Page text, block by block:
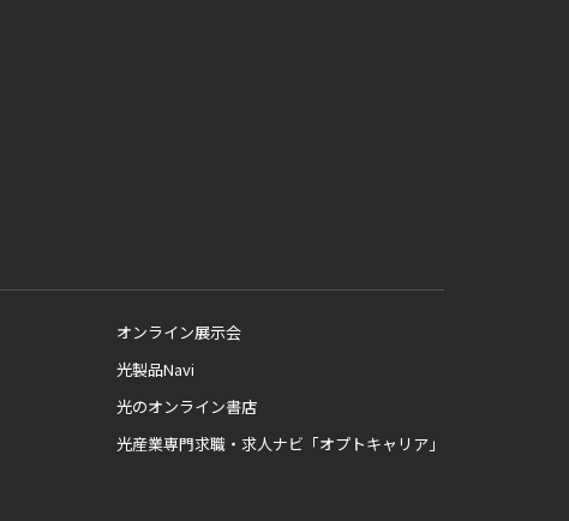
オンライン展示会
光製品Navi
光のオンライン書店
光産業専門求職・求人ナビ「オプトキャリア」